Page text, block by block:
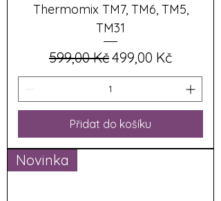
Thermomix TM7, TM6, TM5,
TM31
Běžná cena
599,00 KčZvýhodněná cena
499,00 Kč
Přidat do košíku
Novinka